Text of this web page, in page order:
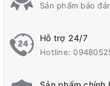
Các dạng cánh khuấy:
Sản phẩm bảo
Hỗ trợ 24/7
Hotline: